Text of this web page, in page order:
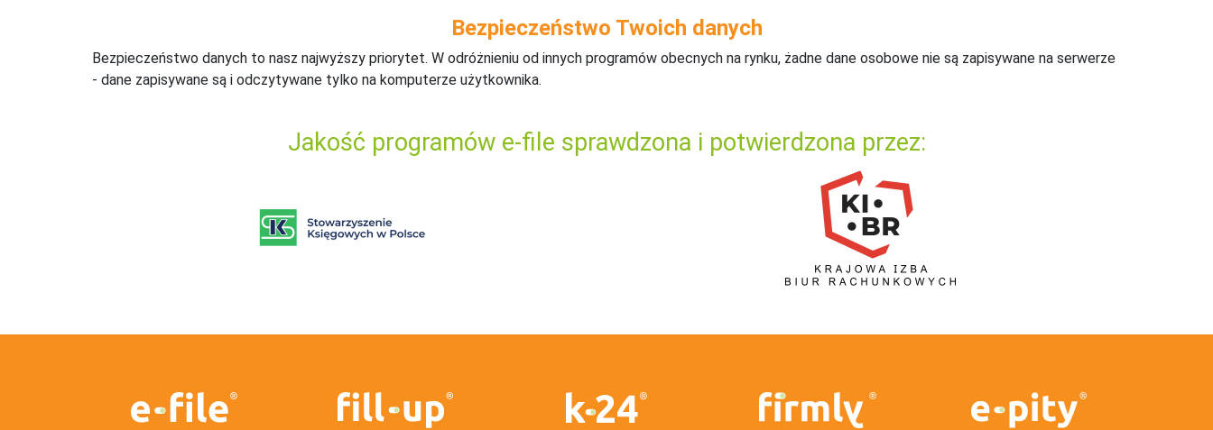
Bezpieczeństwo Twoich danych
Bezpieczeństwo danych to nasz najwyższy priorytet. W odróżnieniu od innych programów obecnych na rynku, żadne dane osobowe nie są zapisywane na serwerze
- dane zapisywane są i odczytywane tylko na komputerze użytkownika.
Jakość programów e-file sprawdzona i potwierdzona przez: